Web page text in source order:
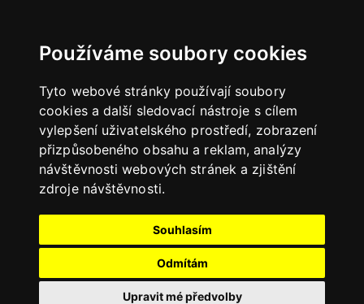
Používáme soubory cookies
Tyto webové stránky používají soubory
cookies a další sledovací nástroje s cílem
vylepšení uživatelského prostředí, zobrazení
přizpůsobeného obsahu a reklam, analýzy
návštěvnosti webových stránek a zjištění
zdroje návštěvnosti.
Souhlasím
Odmítám
Upravit mé předvolby